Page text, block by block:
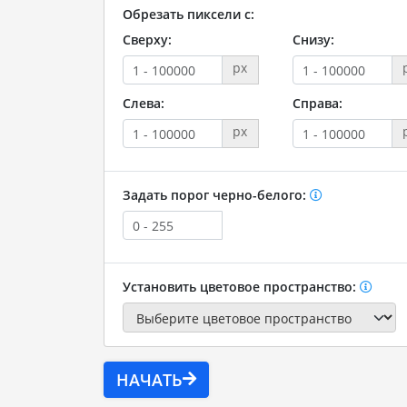
Обрезать пиксели с:
Сверху:
px
Снизу:
Слева:
px
Справа:
Задать порог черно-белого:
Установить цветовое пространство:
НАЧАТЬ